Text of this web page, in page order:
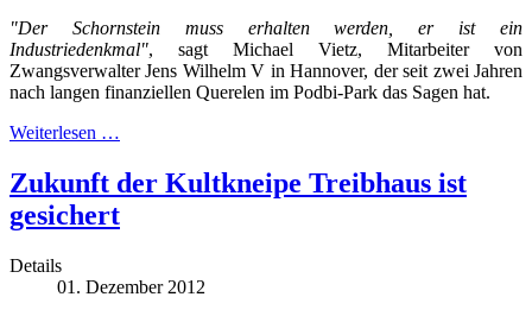
"Der Schornstein muss erhalten werden, er ist ein
Industriedenkmal", sagt Michael Vietz, Mitarbeiter von
Zwangsverwalter Jens Wilhelm V in Hannover, der seit zwei Jahren
nach langen finanziellen Querelen im Podbi-Park das Sagen hat.
Weiterlesen …
Zukunft der Kultkneipe Treibhaus ist
gesichert
Details
01. Dezember 2012